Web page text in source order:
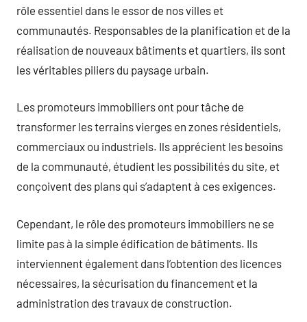
rôle essentiel dans le essor de nos villes et
communautés. Responsables de la planification et de la
réalisation de nouveaux bâtiments et quartiers, ils sont
les véritables piliers du paysage urbain.
Les promoteurs immobiliers ont pour tâche de
transformer les terrains vierges en zones résidentiels,
commerciaux ou industriels. Ils apprécient les besoins
de la communauté, étudient les possibilités du site, et
conçoivent des plans qui s’adaptent à ces exigences.
Cependant, le rôle des promoteurs immobiliers ne se
limite pas à la simple édification de bâtiments. Ils
interviennent également dans l’obtention des licences
nécessaires, la sécurisation du financement et la
administration des travaux de construction.